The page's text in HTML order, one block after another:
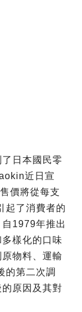
日本國民零
近日宣
價將從每支
起了消費者的
1979年推出
樣化的口味
物料、運輸
的第二次調
原因及其對